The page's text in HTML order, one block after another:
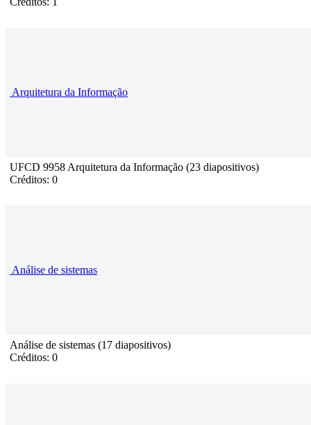
Arquitetura da Informação
UFCD 9958 Arquitetura da Informação (23 diapositivos)
Créditos: 0
Análise de sistemas
Análise de sistemas (17 diapositivos)
Créditos: 0